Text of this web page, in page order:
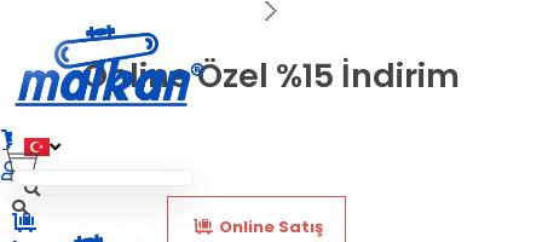
Online Özel %15 İndirim
Online Satış
Malkan; 1971'den Bugüne